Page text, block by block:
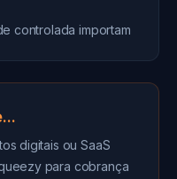
controlada importam
digitais ou SaaS
para cobrança